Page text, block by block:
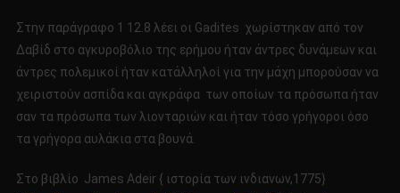
Στην παράγραφο 1 12.8 λέει οι Gadites χωρίστηκαν από τον
Δαβίδ στο αγκυροβόλιο της ερήμου ήταν άντρες δυνάμεων και
άντρες πολεμικοί ήταν κατάλληλοί για την μάχη μπορούσαν να
χειριστούν ασπίδα και αγκράφα των οποίων τα πρόσωπα ήταν
σαν τα πρόσωπα των λιονταριών και ήταν τόσο γρήγοροι όσο
τα γρήγορα αυλάκια στα βουνά.
Στο βιβλίο James Adeir { ιστορία των ινδιανων,1775}